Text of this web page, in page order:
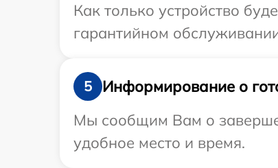
Как только устройство
гарантийном
5
Информирование о
Мы сообщим Вам о
удобное место и время.